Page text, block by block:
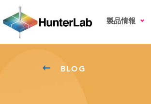
製品情報
BLOG